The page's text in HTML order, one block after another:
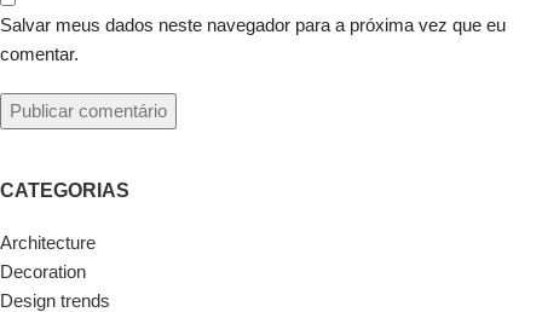
Salvar meus dados neste navegador para a próxima vez que eu
comentar.
CATEGORIAS
Architecture
Decoration
Design trends